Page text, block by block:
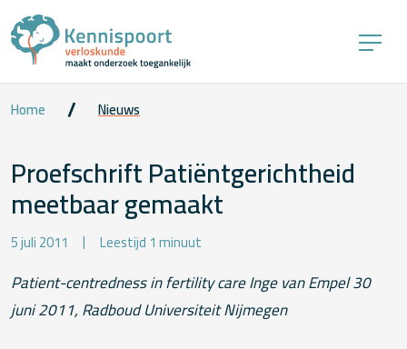
Home Nieuws
Proefschrift Patiëntgerichtheid
meetbaar gemaakt
5 juli 2011 Leestijd 1 minuut
Patient-centredness in fertility care Inge van Empel 30
juni 2011, Radboud Universiteit Nijmegen